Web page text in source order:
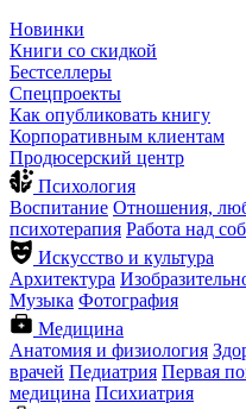
Новинки
Книги со скидкой
Бестселлеры
Спецпроекты
Как опубликовать книгу
Корпоративным клиентам
Продюсерский центр
Психология
Воспитание Отношения,
психотерапия Работа над
Искусство и культура
Архитектура
Музыка Фотография
Медицина
Анатомия и физиология
врачей Педиатрия Первая
медицина Психиатрия